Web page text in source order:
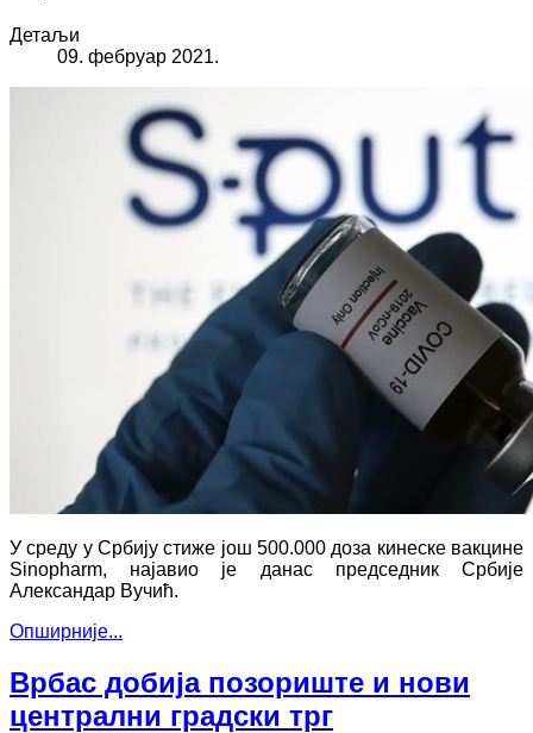
Детаљи
09. фебруар 2021.
У среду у Србију стиже још 500.000 доза кинеске вакцине
Sinopharm, најавио је данас председник Србије
Александар Вучић.
Опширније...
Врбас добија позориште и нови
централни градски трг